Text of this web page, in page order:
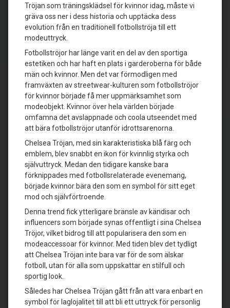
Tröjan som träningsklädsel för kvinnor idag, måste vi
gräva oss ner i dess historia och upptäcka dess
evolution från en traditionell fotbollströja till ett
modeuttryck.
Fotbollströjor har länge varit en del av den sportiga
estetiken och har haft en plats i garderoberna för både
män och kvinnor. Men det var förmodligen med
framväxten av streetwear-kulturen som fotbollströjor
för kvinnor började få mer uppmärksamhet som
modeobjekt. Kvinnor över hela världen började
omfamna det avslappnade och coola utseendet med
att bära fotbollströjor utanför idrottsarenorna.
Chelsea Tröjan, med sin karakteristiska blå färg och
emblem, blev snabbt en ikon för kvinnlig styrka och
självuttryck. Medan den tidigare kanske bara
förknippades med fotbollsrelaterade evenemang,
började kvinnor bära den som en symbol för sitt eget
mod och självförtroende.
Denna trend fick ytterligare bränsle av kändisar och
influencers som började synas offentligt i sina Chelsea
Tröjor, vilket bidrog till att popularisera den som en
modeaccessoar för kvinnor. Med tiden blev det tydligt
att Chelsea Tröjan inte bara var för de som älskar
fotboll, utan för alla som uppskattar en stilfull och
sportig look.
Således har Chelsea Tröjan gått från att vara enbart en
symbol för laglojalitet till att bli ett uttryck för personlig